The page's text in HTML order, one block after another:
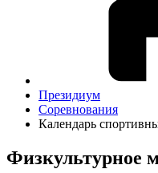
Президиум
Соревнования
Календарь
Физкультурное